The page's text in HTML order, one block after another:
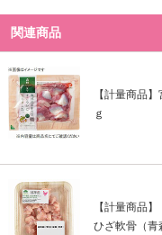
関連商品
【計量商品
ｇ
【計量商品
ひざ軟骨（青